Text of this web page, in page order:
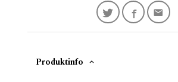
Produktinfo